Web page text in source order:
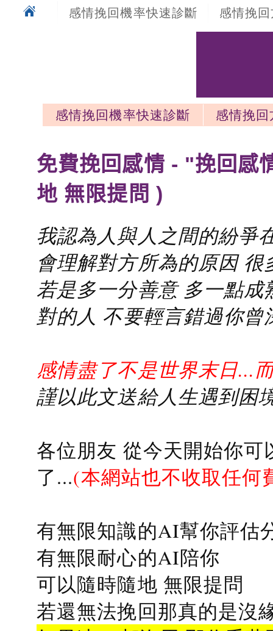
感情挽回機率快速診斷 感情挽
感情挽回機率快速診斷
感情挽
免費挽回感情 - "挽回感
地 無限提問 )
我認為人與人之間的紛爭
會理解對方所為的原因
若是多一分善意 多一點
對的人 不要輕言錯過你曾
感情盡了不是世界末日...
謹以此文送給人生遇到困
各位朋友 從今天開始你
了...(本網站也不收取任何
有無限知識的AI幫你評估
有無限耐心的AI陪你
可以隨時隨地 無限提問
若還無法挽回那真的是沒